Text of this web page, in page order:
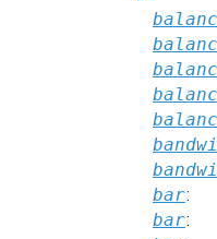
bar:
bar: